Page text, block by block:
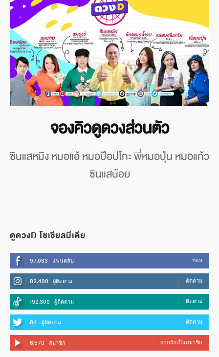
จองคิวดูดวงส่วนตัว
ซินแสหมิง หมอแอ้ หมอป๊อปโกะ พี่หมอปุ่น หมอแก้ว
ซินแสน้อย
ดูดวงD โซเชียลมีเดีย
97,033 แฟนคลับ ชอบ
82,400 ผู้ติดตาม ติดตาม
192,300 ผู้ติดตาม ติดตาม
84 ผู้ติดตาม ติดตาม
8,570 สมาชิก บอกรับเป็นสมาชิก